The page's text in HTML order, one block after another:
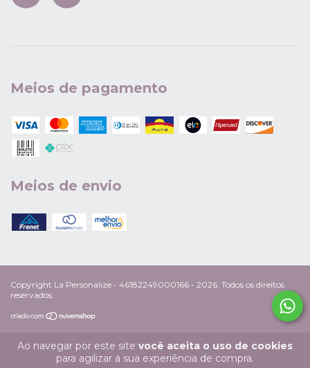
Ao navegar por este site você aceita o uso de cookies
para agilizar a sua experiência de compra.
Meios de pagamento
Meios de envio
Copyright La Personalize - 46182249000166 - 2026. Todos os direitos
reservados.